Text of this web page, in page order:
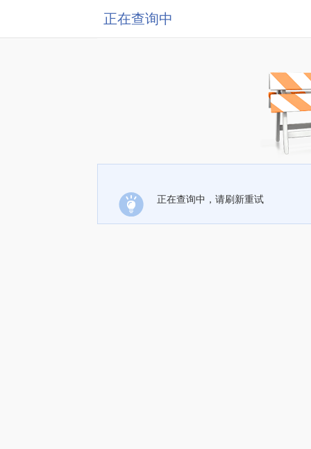
正在查询中
正在查询中，请刷新重试